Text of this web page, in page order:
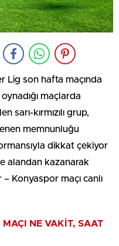
Lig son hafta maçında
maçlarda
sarı-kırmızılı grup,
memnunluğu
dikkat çekiyor
alandan kazanarak
Konyaspor maçı canlı
MAÇI NE VAKİT, SAAT